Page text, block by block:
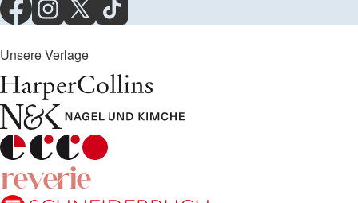
Unsere Verlage